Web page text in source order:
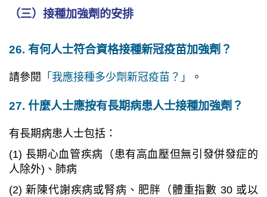
（三）接種加強劑的安排
26. 有何人士符合資格接種新冠疫苗加強劑？
請參閱 「我應接種多少劑新冠疫苗？」 。
27. 什麼人士應按有長期病患人士接種加強劑？
有長期病患人士包括：
(1) 長期心血管疾病（患有高血壓但無引發併發症的
人除外)、肺病
(2) 新陳代謝疾病或腎病、肥胖（體重指數 30 或以